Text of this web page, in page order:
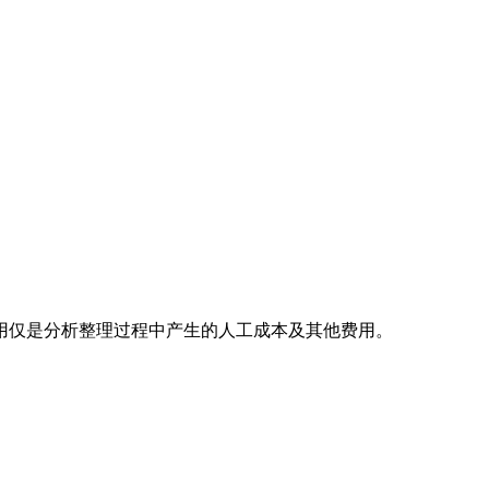
是分析整理过程中产生的人工成本及其他费用。